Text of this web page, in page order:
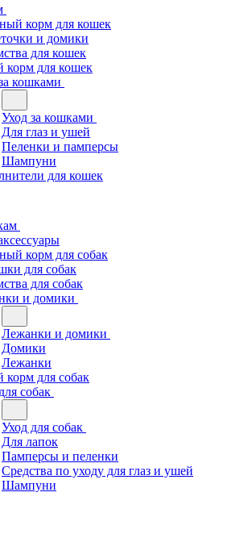
корм для кошек
и домики
для кошек
корм для кошек
кошками
Уход за кошками
Для глаз и ушей
Пеленки и памперсы
Шампуни
для кошек
корм для собак
для собак
для собак
и домики
Лежанки и домики
Домики
Лежанки
корм для собак
собак
Уход для собак
Для лапок
Памперсы и пеленки
Средства по уходу для глаз и ушей
Шампуни